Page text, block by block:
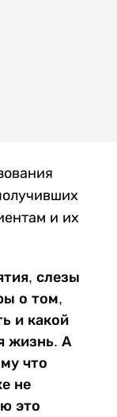
и их
слезы
о том,
и какой
жизнь. А
что
не
это